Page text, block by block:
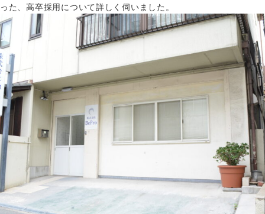
った、高卒採用について詳しく伺いました。